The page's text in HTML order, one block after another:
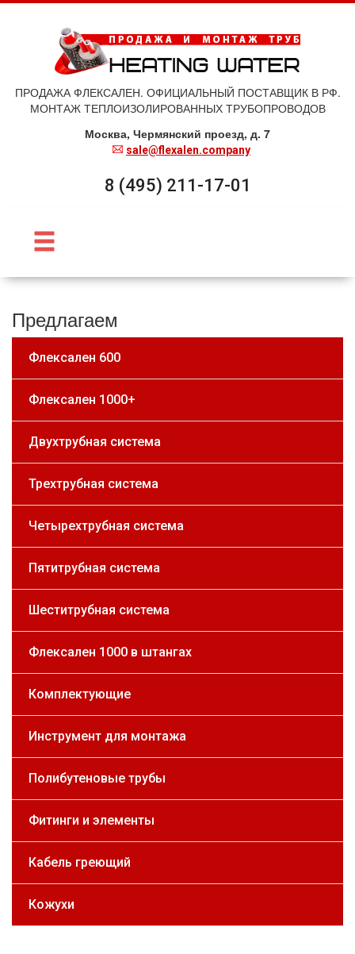
ПРОДАЖА ФЛЕКСАЛЕН. ОФИЦИАЛЬНЫЙ ПОСТАВЩИК В РФ.
МОНТАЖ ТЕПЛОИЗОЛИРОВАННЫХ ТРУБОПРОВОДОВ
Москва, Чермянский проезд, д. 7
sale@flexalen.company
8 (495) 211-17-01
Предлагаем
Флексален 600
Флексален 1000+
Двухтрубная система
Трехтрубная система
Четырехтрубная система
Пятитрубная система
Шеститрубная система
Флексален 1000 в штангах
Комплектующие
Инструмент для монтажа
Полибутеновые трубы
Фитинги и элементы
Кабель греющий
Кожухи